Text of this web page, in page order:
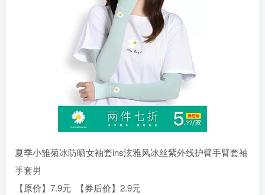
夏季小雏菊冰防晒女袖套ins泫雅风冰丝紫外线护臂手臂套袖
手套男
【原价】7.9元 【券后价】2.9元